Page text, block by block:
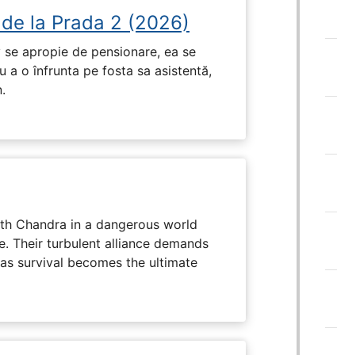
la Prada 2 (2026)
apropie de pensionare, ea se
a o înfrunta pe fosta sa asistentă,
Chandra in a dangerous world
Their turbulent alliance demands
survival becomes the ultimate